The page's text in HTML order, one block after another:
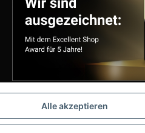
Alle akzeptieren